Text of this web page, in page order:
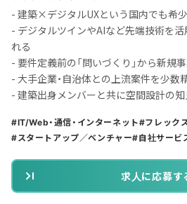
- 建築×デジタルUXという国内でも希
- デジタルツインやAIなど先端技術を
れる
- 要件定義前の「問いづくり」から新規
- 大手企業・自治体との上流案件を少数
- 建築出身メンバーと共に空間設計の
IT/Web・通信・インターネット フレック
スタートアップ／ベンチャー 自社サービ
求人に応募す